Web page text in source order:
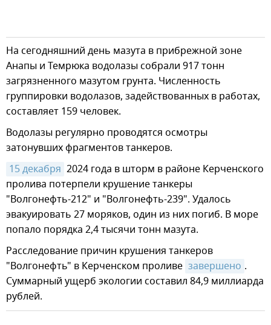
На сегодняшний день мазута в прибрежной зоне
Анапы и Темрюка водолазы собрали 917 тонн
загрязненного мазутом грунта. Численность
группировки водолазов, задействованных в работах,
составляет 159 человек.
Водолазы регулярно проводятся осмотры
затонувших фрагментов танкеров.
15 декабря 2024 года в шторм в районе Керченского
пролива потерпели крушение танкеры
"Волгонефть-212" и "Волгонефть-239". Удалось
эвакуировать 27 моряков, один из них погиб. В море
попало порядка 2,4 тысячи тонн мазута.
Расследование причин крушения танкеров
"Волгонефть" в Керченском проливе завершено .
Суммарный ущерб экологии составил 84,9 миллиарда
рублей.